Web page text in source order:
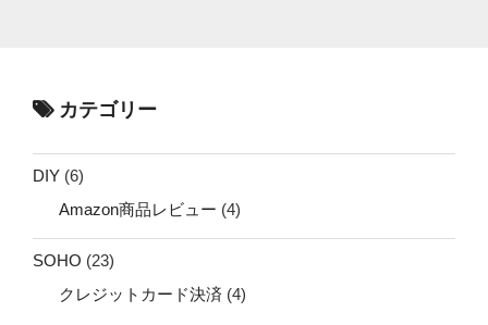
カテゴリー
DIY (6)
Amazon商品レビュー (4)
SOHO (23)
クレジットカード決済 (4)